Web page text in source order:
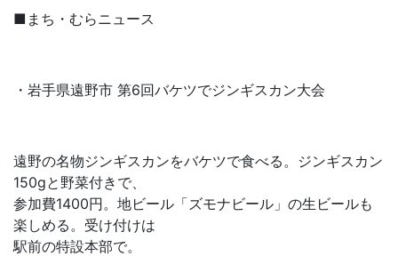
■まち・むらニュース
・岩手県遠野市 第6回バケツでジンギスカン大会
遠野の名物ジンギスカンをバケツで食べる。ジンギスカン
150gと野菜付きで、
参加費1400円。地ビール「ズモナビール」の生ビールも
楽しめる。受け付けは
駅前の特設本部で。